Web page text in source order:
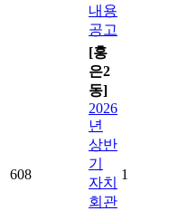
내용
공고
608
[홍
은2
동]
2026
년
상반
기
자치
회관
1